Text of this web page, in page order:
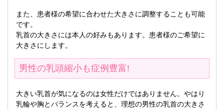
また、患者様の希望に合わせた大きさに調整することも可能
です。
乳首の大きさには本人の好みもあります。患者様のご希望に
大きさにします。
男性の乳頭縮小も症例豊富!
大きい乳首が気になるのは女性だけではありません。やはり
乳輪や胸とバランスを考えると、理想の男性の乳首の大きさ